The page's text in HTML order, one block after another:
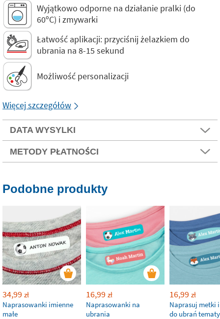
Wyjątkowo odporne na działanie pralki (do
60ºC) i zmywarki
Łatwość aplikacji: przyciśnij żelazkiem do
ubrania na 8-15 sekund
Możliwość personalizacji
Więcej szczegółów
DATA WYSYLKI
METODY PŁATNOŚCI
Podobne produkty
34,99 zł
Naprasowanki imienne
małe
16,99 zł
Naprasowanki na
ubrania
16,99 zł
Naprasuj metki
do ubrań